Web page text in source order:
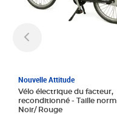
Nouvelle Attitude
Vélo électrique du facteur,
reconditionné - Taille normale -
Noir/ Rouge